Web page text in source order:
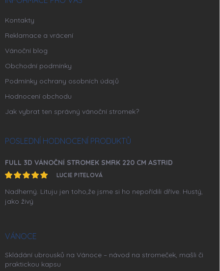
Kontakty
Reklamace a vrácení
Vánoční blog
Obchodní podmínky
Podmínky ochrany osobních údajů
Hodnocení obchodu
Jak vybrat ten správný vánoční stromek?
POSLEDNÍ HODNOCENÍ PRODUKTŮ
FULL 3D VÁNOČNÍ STROMEK SMRK 220 CM ASTRID
LUCIE PITELOVÁ
Nadherný. Lituju jen toho,že jsme si ho nepořídili dříve. Hustý,
jako živý
VÁNOCE
Skládání ubrousků na Vánoce – návod na stromeček, mašli či
praktickou kapsu